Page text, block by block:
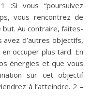
:Si vous “poursuivez
vous rencontrez de
Au contraire, faites-
d’autres objectifs,
occuper plus tard. En
énergies et que vous
sur cet objectif
à l’atteindre. 2 –